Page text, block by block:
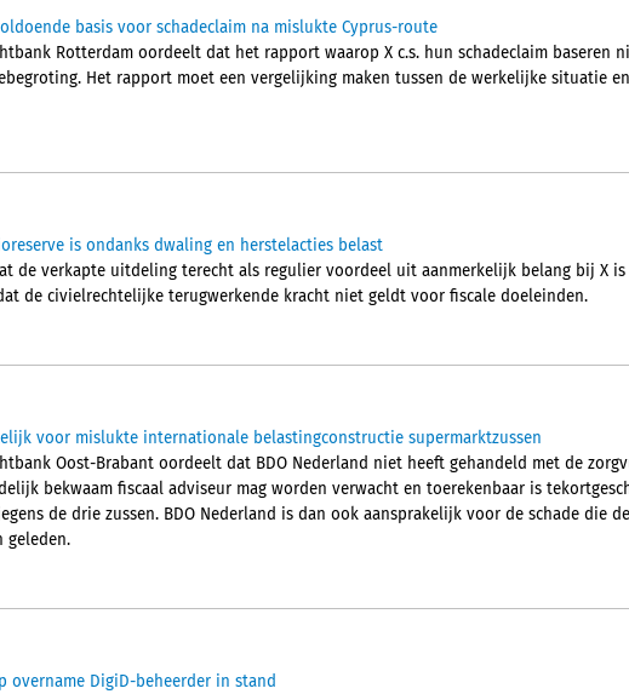
basis voor schadeclaim na mislukte Cyprus-route
Rotterdam oordeelt dat het rapport waarop X c.s. hun schadeclaim baseren
Het rapport moet een vergelijking maken tussen de werkelijke situatie
is ondanks dwaling en herstelacties belast
de verkapte uitdeling terecht als regulier voordeel uit aanmerkelijk belang bij X is
de civielrechtelijke terugwerkende kracht niet geldt voor fiscale doeleinden.
voor mislukte internationale belastingconstructie supermarktzussen
Oost-Brabant oordeelt dat BDO Nederland niet heeft gehandeld met de
bekwaam fiscaal adviseur mag worden verwacht en toerekenbaar is
de drie zussen. BDO Nederland is dan ook aansprakelijk voor de schade die
geleden.
overname DigiD-beheerder in stand